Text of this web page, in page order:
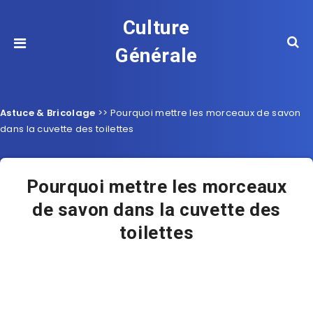
Culture
Générale
Astuce & Bricolage >> Pourquoi mettre les morceaux de savon
dans la cuvette des toilettes
Pourquoi mettre les morceaux
de savon dans la cuvette des
toilettes